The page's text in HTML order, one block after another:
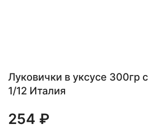
Луковички в уксусе 300гр
1/12 Италия
254 ₽